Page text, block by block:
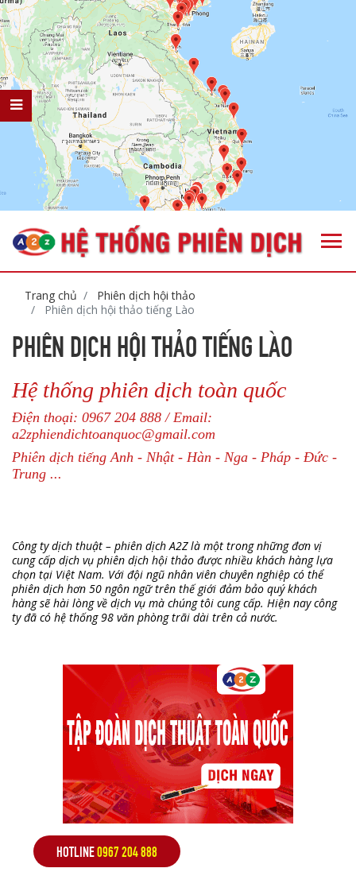
Trang chủ
Phiên dịch hội thảo
Phiên dịch hội thảo tiếng Lào
PHIÊN DỊCH HỘI THẢO TIẾNG LÀO
Hệ thống phiên dịch toàn quốc
Điện thoại: 0967 204 888 / Email:
a2zphiendichtoanquoc@gmail.com
Phiên dịch tiếng Anh - Nhật - Hàn - Nga - Pháp - Đức -
Trung ...
Công ty dịch thuật – phiên dịch A2Z là một trong những đơn vị
cung cấp dịch vụ phiên dịch hội thảo được nhiều khách hàng lựa
chọn tại Việt Nam. Với đội ngũ nhân viên chuyên nghiệp có thể
phiên dịch hơn 50 ngôn ngữ trên thế giới đảm bảo quý khách
hàng sẽ hài lòng về dịch vụ mà chúng tôi cung cấp. Hiện nay công
ty đã có hệ thống 98 văn phòng trãi dài trên cả nước.
HOTLINE0967 204 888